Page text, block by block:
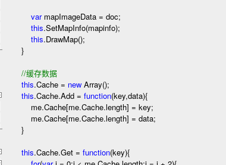
varmapImageData = doc;
this.SetMapInfo(mapinfo);
this.DrawMap();
}
//缓存数据
this.Cache = new Array();
this.Cache.Add = function(key,data){
me.Cache[me.Cache.length] = key;
me.Cache[me.Cache.length] = data;
}
this.Cache.Get = function(key){